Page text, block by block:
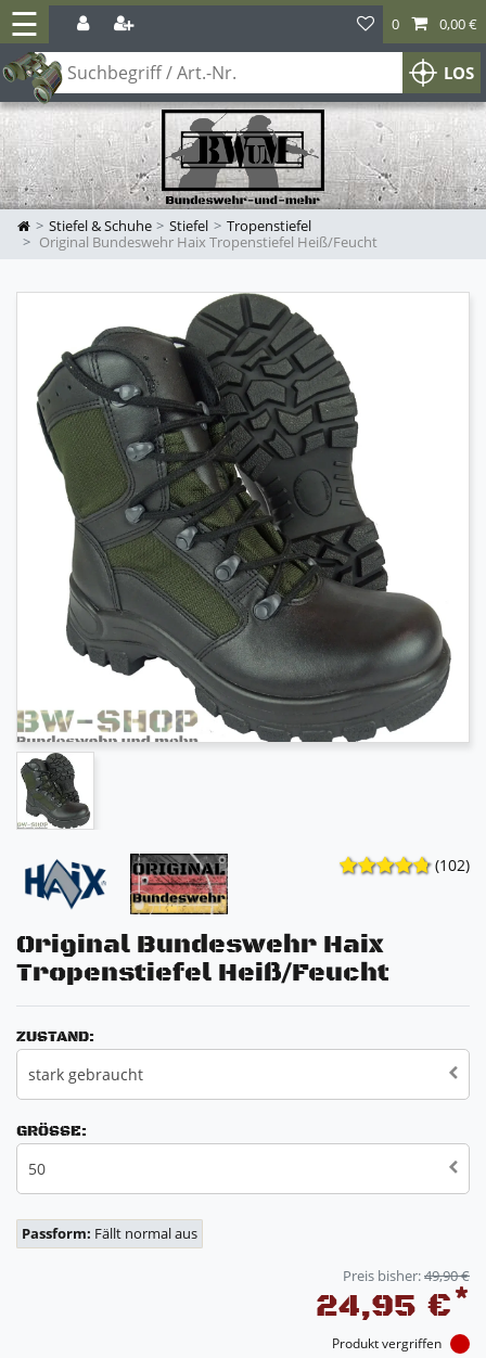
☰
LOS
0 0,00 €
Stiefel & Schuhe Stiefel
Tropenstiefel
Original Bundeswehr Haix Tropenstiefel Heiß/Feucht
(102)
Original Bundeswehr Haix
Tropenstiefel Heiß/Feucht
ZUSTAND:
stark gebraucht
GRÖSSE:
50
Passform: Fällt normal aus
Preis bisher:49,90 €
24,95 €*
Produkt vergriffen